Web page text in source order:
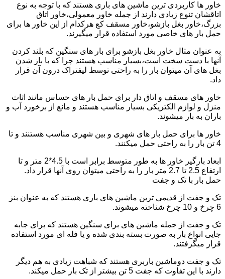
خاور ها کاربردی ترین ماشین های باری هستند که با توجه به نوع
اتاقشان تنوع زیادی دارند از جمله خاور معمولی،خاور اتاق
بزرگ،خاور بغل بازشو،خاور مسقف کع هرکدام از این خاور ها برای
حمل بار های خاصی مورد استفاده قرار میگیرند.
به عنوان مثال خاور بغل بازشو برای بار های سنگین که بلند کردن
آنها با دست سخت است،بسیار مناسب هستند چرا که با باز شدن
بغل های آن میتوان بار را به راحتی توسط لیفتراک درون آن قرار
داد.
خاور های مسقف و اتاق دار برای حمل بار های حساس مانند اثاث
منزل و لوازم الکتریکی بسیار مناسب هستند و مانع از برخورد آب و
باران به بار میشوند.
خاور ها برای حمل بار های شهری و بین شهری مناسب هستنند و تا
4 تن بار را به راحتی حمل میکنند.
ابعاد بارگیر خاور ها به طور متوسط برابر است با 4.5*2 متر و تا
ارتفاع 2.5 تا 2.7 متر بار را به راحتی میتوان روی آنها قرار داد.
حمل بار با تک و جفت
تک و جفت از قدیمی ترین ماشین های باری هستند که به عنوان بنز
6 چرخ و 10 چرخ شناخته میشوند.
تک و جفت از جمله ماشین های برای سنگین هستند که برای جابه
جایی انواع بار به صورت بسته بندی شده و یا فله ای مورد استفاده
قرار میگرفتند.
تک و جفت دوماشین باربری هستند که شباهت زیادی به هم دیگر
دارند با این تفاوت که جفت 5 تن بیشتر از تک بار حمل میکند.